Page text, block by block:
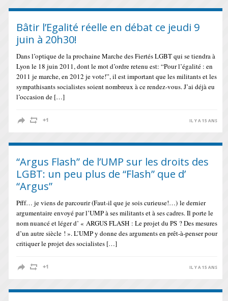
Bâtir l’Egalité réelle en débat ce jeudi 9
juin à 20h30!
Dans l’optique de la prochaine Marche des Fiertés LGBT qui se tiendra à
Lyon le 18 juin 2011, dont le mot d’ordre retenu est: “Pour l’égalité : en
2011 je marche, en 2012 je vote!”, il est important que les militants et les
sympathisants socialistes soient nombreux à ce rendez-vous. J’ai déjà eu
l’occasion de […]
IL Y A 15 ANS
“Argus Flash” de l’UMP sur les droits des
LGBT: un peu plus de “Flash” que d’
“Argus”
Pfff… je viens de parcourir (Faut-il que je sois curieuse!…) le dernier
argumentaire envoyé par l’UMP à ses militants et à ses cadres. Il porte le
nom nuancé et léger d’ « ARGUS FLASH : Le projet du PS ? Des mesures
d’un autre siècle ! ». L’UMP y donne des arguments en prêt-à-penser pour
critiquer le projet des socialistes […]
IL Y A 15 ANS